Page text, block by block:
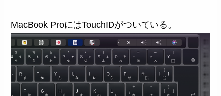
MacBook ProにはTouchIDがついている。